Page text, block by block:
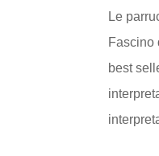
Le
Fascino
best